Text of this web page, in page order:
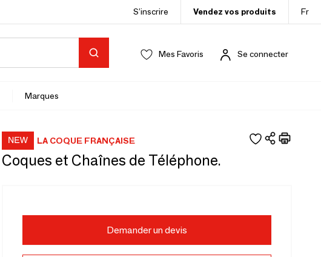
S’inscrire Vendez vos produits Fr
Mes Favoris Se connecter
Marques
LA COQUE FRANÇAISE
Coques et Chaînes de Téléphone.
Demander un devis